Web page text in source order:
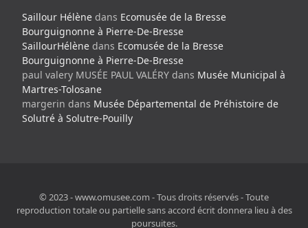
Saillour Hélène dans Ecomusée de la Bresse
Bourguignonne à Pierre-De-Bresse
SaillourHélène dans Ecomusée de la Bresse
Bourguignonne à Pierre-De-Bresse
paul valery MUSÉE PAUL VALÉRY dans Musée Municipal à
Martres-Tolosane
margerin dans Musée Départemental de Préhistoire de
Solutré à Solutre-Pouilly
© 2023 - www.omusee.com - Tous droits réservés - Toute
reproduction totale ou partielle sans accord écrit donnera lieu à des
poursuites.